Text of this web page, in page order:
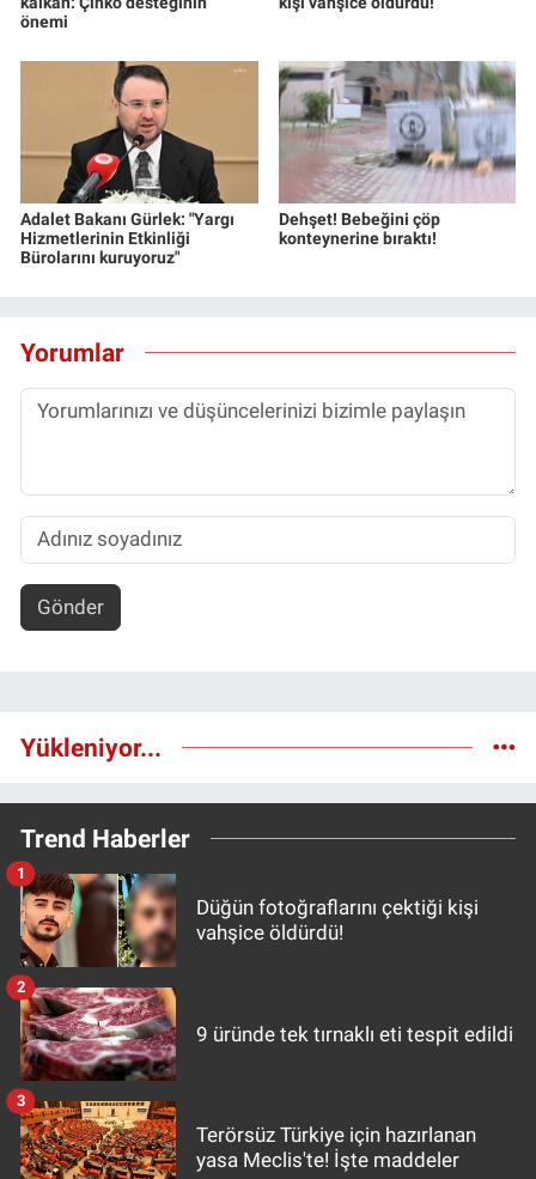
önemi
Adalet Bakanı Gürlek: "Yargı
Hizmetlerinin Etkinliği
Bürolarını kuruyoruz"
Dehşet! Bebeğini çöp
konteynerine bıraktı!
Yorumlar
Gönder
Yükleniyor...
Trend Haberler
Düğün fotoğraflarını çektiği kişi
vahşice öldürdü!
1
9 üründe tek tırnaklı eti tespit edildi
2
Terörsüz Türkiye için hazırlanan
yasa Meclis'te! İşte maddeler
3
Yerel Yaşam
Canlı Yayın